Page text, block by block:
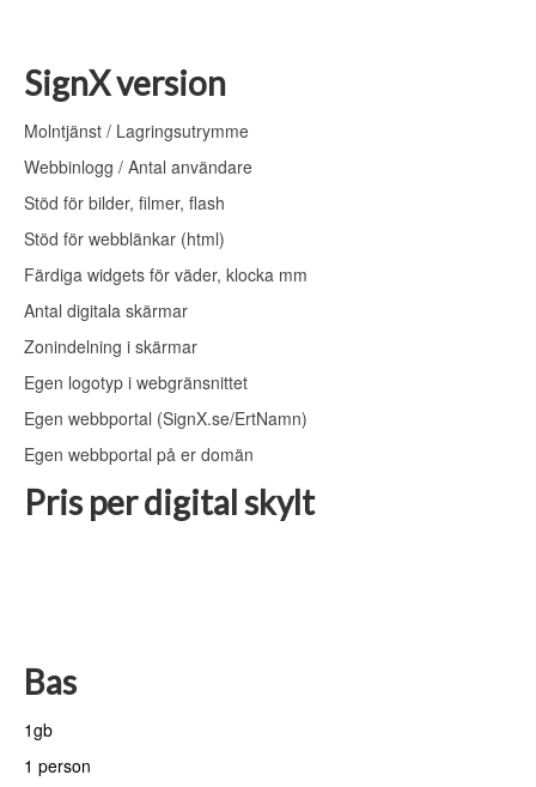
SignX version
Molntjänst / Lagringsutrymme
Webbinlogg / Antal användare
Stöd för bilder, filmer, flash
Stöd för webblänkar (html)
Färdiga widgets för väder, klocka mm
Antal digitala skärmar
Zonindelning i skärmar
Egen logotyp i webgränsnittet
Egen webbportal (SignX.se/ErtNamn)
Egen webbportal på er domän
Pris per digital skylt
Bas
1gb
1 person